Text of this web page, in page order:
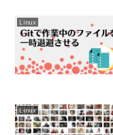
Linux
Linux